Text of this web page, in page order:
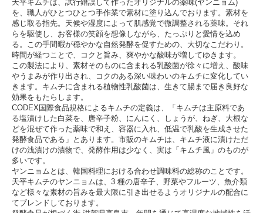
天平キムチは、試行錯誤して作ったオリジナルの薬味(ヤンニョム)
を、職人がひとつひとつ手作業で素材に塗り込んでおります。素材を
感じ取る指先。天候や湿度によって肌感覚で微調整される薬味。それ
らを駆使し、お客様の笑顔を想像しながら、たっぷりと愛情を込め
る。この手間暇が穏やかな自然発酵を促すための、大切なこだわり。
時間が経つことで、コクと旨み、爽やかな酸味が増してゆきます。
この製法により、素材そのものに含まれる乳酸菌が徐々に増え、酸味
やうまみが作り出され、コクのある深い味わいのキムチに変化してい
きます。キムチに含まれる植物性乳酸菌は、生きて腸まで届き良好な
効果をもたらします。
CODEX国際食品規格によるキムチの定義は、「キムチは主原料であ
る塩漬けした白菜を、唐辛子粉、にんにく、しょうが、ねぎ、大根な
どを混ぜて作った薬味で和え、容器に入れ、低温で乳酸を生成させた
発酵食品である」とあります。市販のキムチは、キムチ液に漬けただ
けの浅漬けの漬物で、発酵作用は少なく、実は「キムチ風」のものが
多いです。
ヤンニョムとは、韓国料理における合わせ調味料の総称のことです。
天平キムチのヤンニョムは、3 種の唐辛子、野菜やフルーツ、魚介類
など様々な素材の旨みを最大限に引き出せるようオリジナルの配合に
てブレンドしております。